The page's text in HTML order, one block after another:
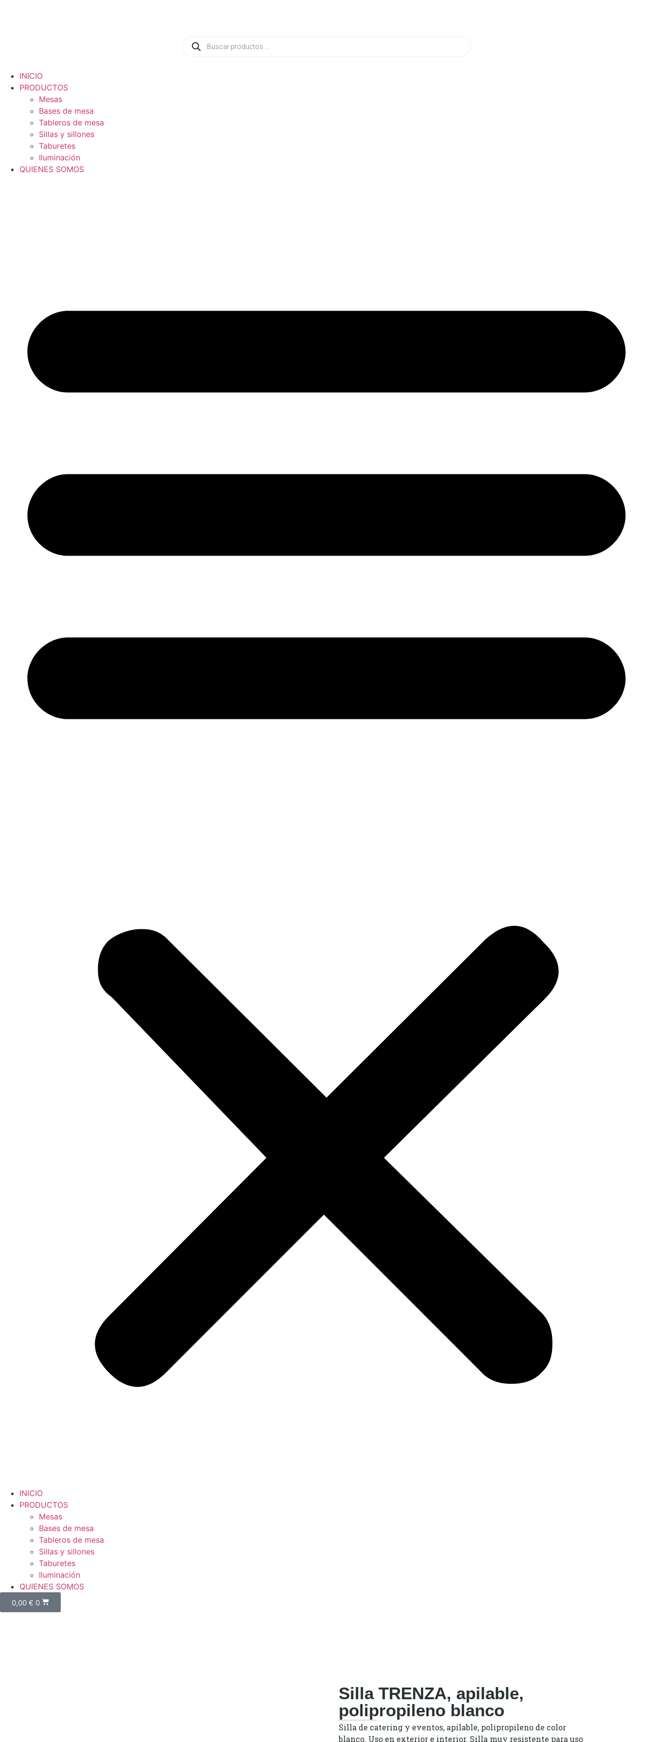
INICIO
PRODUCTOS
Mesas
Bases de mesa
Tableros de mesa
Sillas y sillones
Taburetes
Iluminación
QUIENES SOMOS
INICIO
PRODUCTOS
Mesas
Bases de mesa
Tableros de mesa
Sillas y sillones
Taburetes
Iluminación
QUIENES SOMOS
0,00 € 0
Silla TRENZA, apilable,
polipropileno blanco
Silla de catering y eventos, apilable, polipropileno de color
blanco. Uso en exterior e interior. Silla muy resistente para uso